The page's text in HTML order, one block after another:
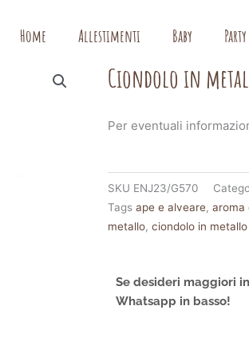
Home Allestimenti Baby Party
Ciondolo in
Per eventuali
SKU ENJ23/G570
Tags ape e alveare,aroma
metallo,ciondolo in
Se desideri maggiori
Whatsapp in basso!